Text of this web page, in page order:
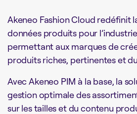
Akeneo Fashion Cloud redéfinit
données produits pour
permettant aux marques de
produits riches, pertinentes et
Avec Akeneo PIM à la base, la
gestion optimale des
sur les tailles et du contenu